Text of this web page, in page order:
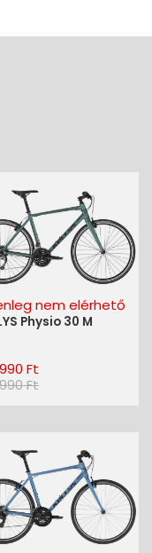
nem elérhető
Physio 30 M
Ft
Ft